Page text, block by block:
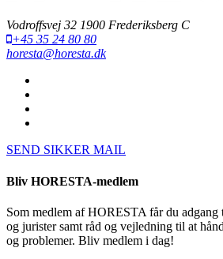
Vodroffsvej 32 1900 Frederiksberg C
+45 35 24 80 80
horesta@horesta.dk
SEND SIKKER MAIL
Bliv HORESTA-medlem
Som medlem af HORESTA får du adgang
og jurister samt råd og vejledning til at
og problemer. Bliv medlem i dag!